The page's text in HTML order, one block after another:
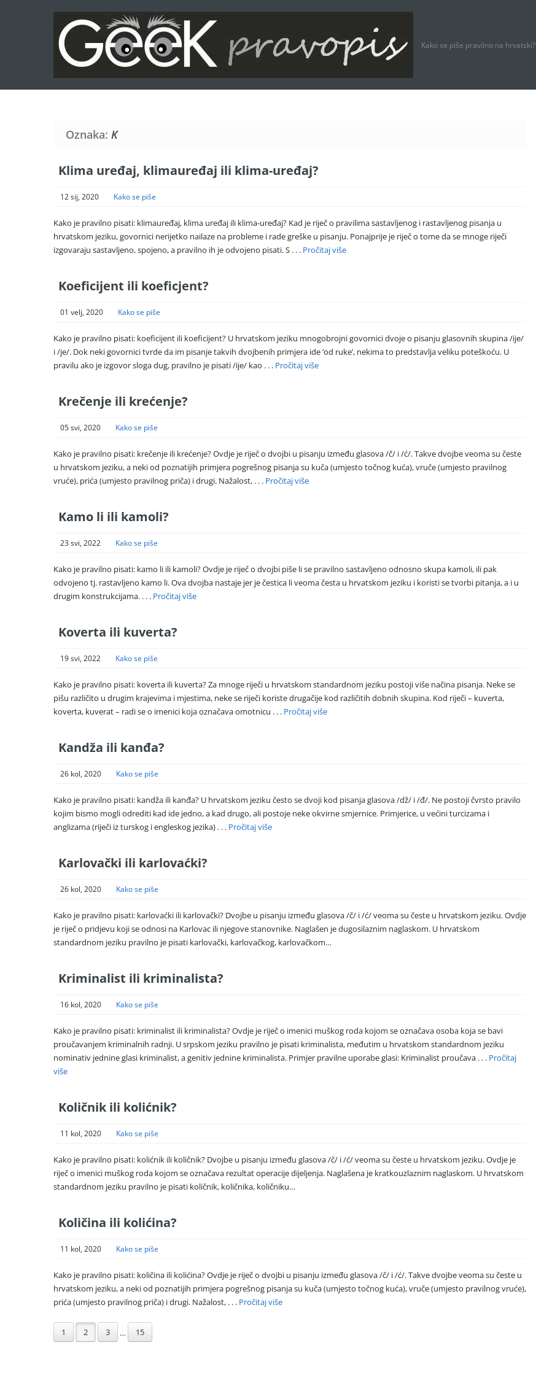
Kako se piše pravilno na hrvatski?
Oznaka: K
Klima uređaj, klimauređaj ili klima-uređaj?
12 sij, 2020 Kako se piše
Kako je pravilno pisati: klimauređaj, klima uređaj ili klima-uređaj? Kad je riječ o pravilima sastavljenog i rastavljenog pisanja u
hrvatskom jeziku, govornici nerijetko nailaze na probleme i rade greške u pisanju. Ponajprije je riječ o tome da se mnoge riječi
izgovaraju sastavljeno, spojeno, a pravilno ih je odvojeno pisati. S . . . Pročitaj više
Koeficijent ili koeficjent?
01 velj, 2020 Kako se piše
Kako je pravilno pisati: koeficijent ili koeficijent? U hrvatskom jeziku mnogobrojni govornici dvoje o pisanju glasovnih skupina /ije/
i /je/. Dok neki govornici tvrde da im pisanje takvih dvojbenih primjera ide ‘od ruke’, nekima to predstavlja veliku poteškoću. U
pravilu ako je izgovor sloga dug, pravilno je pisati /ije/ kao . . . Pročitaj više
Krečenje ili krećenje?
05 svi, 2020 Kako se piše
Kako je pravilno pisati: krečenje ili krećenje? Ovdje je riječ o dvojbi u pisanju između glasova /č/ i /ć/. Takve dvojbe veoma su česte
u hrvatskom jeziku, a neki od poznatijih primjera pogrešnog pisanja su kuča (umjesto točnog kuća), vruče (umjesto pravilnog
vruće), prića (umjesto pravilnog priča) i drugi. Nažalost, . . . Pročitaj više
Kamo li ili kamoli?
23 svi, 2022 Kako se piše
Kako je pravilno pisati: kamo li ili kamoli? Ovdje je riječ o dvojbi piše li se pravilno sastavljeno odnosno skupa kamoli, ili pak
odvojeno tj. rastavljeno kamo li. Ova dvojba nastaje jer je čestica li veoma česta u hrvatskom jeziku i koristi se tvorbi pitanja, a i u
drugim konstrukcijama. . . . Pročitaj više
Koverta ili kuverta?
19 svi, 2022 Kako se piše
Kako je pravilno pisati: koverta ili kuverta? Za mnoge riječi u hrvatskom standardnom jeziku postoji više načina pisanja. Neke se
pišu različito u drugim krajevima i mjestima, neke se riječi koriste drugačije kod različitih dobnih skupina. Kod riječi – kuverta,
koverta, kuverat – radi se o imenici koja označava omotnicu . . . Pročitaj više
Kandža ili kanđa?
26 kol, 2020 Kako se piše
Kako je pravilno pisati: kandža ili kanđa? U hrvatskom jeziku često se dvoji kod pisanja glasova /dž/ i /đ/. Ne postoji čvrsto pravilo
kojim bismo mogli odrediti kad ide jedno, a kad drugo, ali postoje neke okvirne smjernice. Primjerice, u većini turcizama i
anglizama (riječi iz turskog i engleskog jezika) . . . Pročitaj više
Karlovački ili karlovaćki?
26 kol, 2020 Kako se piše
Kako je pravilno pisati: karlovaćki ili karlovački? Dvojbe u pisanju između glasova /č/ i /ć/ veoma su česte u hrvatskom jeziku. Ovdje
je riječ o pridjevu koji se odnosi na Karlovac ili njegove stanovnike. Naglašen je dugosilaznim naglaskom. U hrvatskom
standardnom jeziku pravilno je pisati karlovački, karlovačkog, karlovačkom…
Kriminalist ili kriminalista?
16 kol, 2020 Kako se piše
Kako je pravilno pisati: kriminalist ili kriminalista? Ovdje je riječ o imenici muškog roda kojom se označava osoba koja se bavi
proučavanjem kriminalnih radnji. U srpskom jeziku pravilno je pisati kriminalista, međutim u hrvatskom standardnom jeziku
nominativ jednine glasi kriminalist, a genitiv jednine kriminalista. Primjer pravilne uporabe glasi: Kriminalist proučava . . . Pročitaj
više
Količnik ili kolićnik?
11 kol, 2020 Kako se piše
Kako je pravilno pisati: kolićnik ili količnik? Dvojbe u pisanju između glasova /č/ i /ć/ veoma su česte u hrvatskom jeziku. Ovdje je
riječ o imenici muškog roda kojom se označava rezultat operacije dijeljenja. Naglašena je kratkouzlaznim naglaskom. U hrvatskom
standardnom jeziku pravilno je pisati količnik, količnika, količniku…
Količina ili kolićina?
11 kol, 2020 Kako se piše
Kako je pravilno pisati: količina ili kolićina? Ovdje je riječ o dvojbi u pisanju između glasova /č/ i /ć/. Takve dvojbe veoma su česte u
hrvatskom jeziku, a neki od poznatijih primjera pogrešnog pisanja su kuča (umjesto točnog kuća), vruče (umjesto pravilnog vruće),
prića (umjesto pravilnog priča) i drugi. Nažalost, . . . Pročitaj više
1 2 3 … 15